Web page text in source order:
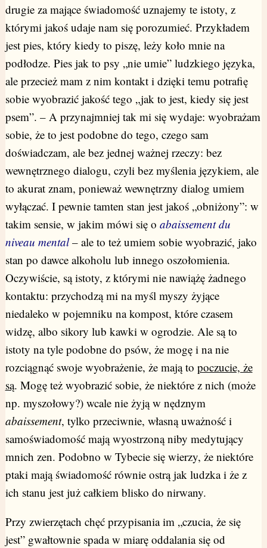
drugie za mające świadomość uznajemy te istoty, z
którymi jakoś udaje nam się porozumieć. Przykładem
jest pies, który kiedy to piszę, leży koło mnie na
podłodze. Pies jak to psy „nie umie” ludzkiego języka,
ale przecież mam z nim kontakt i dzięki temu potrafię
sobie wyobrazić jakość tego „jak to jest, kiedy się jest
psem”. – A przynajmniej tak mi się wydaje: wyobrażam
sobie, że to jest podobne do tego, czego sam
doświadczam, ale bez jednej ważnej rzeczy: bez
wewnętrznego dialogu, czyli bez myślenia językiem, ale
to akurat znam, ponieważ wewnętrzny dialog umiem
wyłączać. I pewnie tamten stan jest jakoś „obniżony”: w
takim sensie, w jakim mówi się o abaissement du
niveau mental– ale to też umiem sobie wyobrazić, jako
stan po dawce alkoholu lub innego oszołomienia.
Oczywiście, są istoty, z którymi nie nawiążę żadnego
kontaktu: przychodzą mi na myśl myszy żyjące
niedaleko w pojemniku na kompost, które czasem
widzę, albo sikory lub kawki w ogrodzie. Ale są to
istoty na tyle podobne do psów, że mogę i na nie
rozciągnąć swoje wyobrażenie, że mają to poczucie, że
są. Mogę też wyobrazić sobie, że niektóre z nich (może
np. myszołowy?) wcale nie żyją w nędznym
abaissement, tylko przeciwnie, własną uważność i
samoświadomość mają wyostrzoną niby medytujący
mnich zen. Podobno w Tybecie się wierzy, że niektóre
ptaki mają świadomość równie ostrą jak ludzka i że z
ich stanu jest już całkiem blisko do nirwany.
Przy zwierzętach chęć przypisania im „czucia, że się
jest” gwałtownie spada w miarę oddalania się od